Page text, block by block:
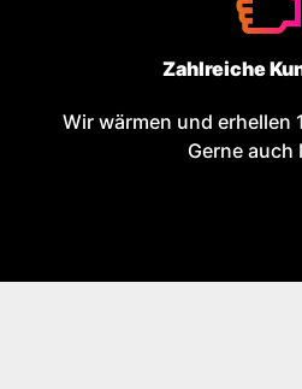
Zahlreiche
Wir wärmen und erhellen
Gerne auch